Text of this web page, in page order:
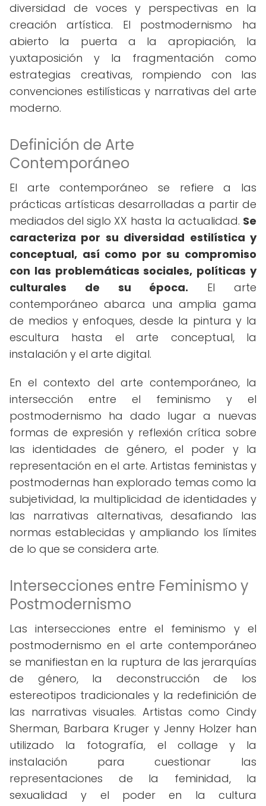
diversidad de voces y perspectivas en la
creación artística. El postmodernismo ha
abierto la puerta a la apropiación, la
yuxtaposición y la fragmentación como
estrategias creativas, rompiendo con las
convenciones estilísticas y narrativas del arte
moderno.
Definición de Arte
Contemporáneo
El arte contemporáneo se refiere a las
prácticas artísticas desarrolladas a partir de
mediados del siglo XX hasta la actualidad. Se
caracteriza por su diversidad estilística y
conceptual, así como por su compromiso
con las problemáticas sociales, políticas y
culturales de su época. El arte
contemporáneo abarca una amplia gama
de medios y enfoques, desde la pintura y la
escultura hasta el arte conceptual, la
instalación y el arte digital.
En el contexto del arte contemporáneo, la
intersección entre el feminismo y el
postmodernismo ha dado lugar a nuevas
formas de expresión y reflexión crítica sobre
las identidades de género, el poder y la
representación en el arte. Artistas feministas y
postmodernas han explorado temas como la
subjetividad, la multiplicidad de identidades y
las narrativas alternativas, desafiando las
normas establecidas y ampliando los límites
de lo que se considera arte.
Intersecciones entre Feminismo y
Postmodernismo
Las intersecciones entre el feminismo y el
postmodernismo en el arte contemporáneo
se manifiestan en la ruptura de las jerarquías
de género, la deconstrucción de los
estereotipos tradicionales y la redefinición de
las narrativas visuales. Artistas como Cindy
Sherman, Barbara Kruger y Jenny Holzer han
utilizado la fotografía, el collage y la
instalación para cuestionar las
representaciones de la feminidad, la
sexualidad y el poder en la cultura